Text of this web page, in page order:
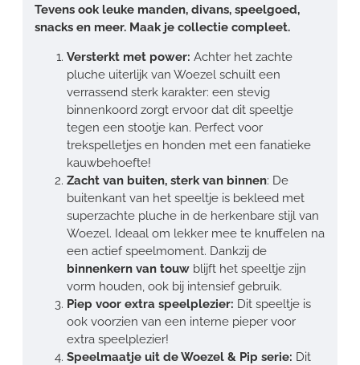
Tevens ook leuke manden, divans, speelgoed,
snacks en meer. Maak je collectie compleet.
Versterkt met power: Achter het zachte
pluche uiterlijk van Woezel schuilt een
verrassend sterk karakter: een stevig
binnenkoord zorgt ervoor dat dit speeltje
tegen een stootje kan. Perfect voor
trekspelletjes en honden met een fanatieke
kauwbehoefte!
Zacht van buiten, sterk van binnen: De
buitenkant van het speeltje is bekleed met
superzachte pluche in de herkenbare stijl van
Woezel. Ideaal om lekker mee te knuffelen na
een actief speelmoment. Dankzij de
binnenkern van touw blijft het speeltje zijn
vorm houden, ook bij intensief gebruik.
Piep voor extra speelplezier: Dit speeltje is
ook voorzien van een interne pieper voor
extra speelplezier!
Speelmaatje uit de Woezel & Pip serie: Dit